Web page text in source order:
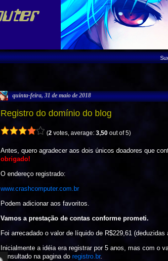
quinta-feira, 31 de maio de 2018
Registro do domínio do blog
(2 votes, average:3,50 out of 5)
Antes, quero agradecer aos dois únicos doadores que
obrigado!
O endereço registrado:
www.crashcomputer.com.br
Podem adicionar aos favoritos.
Vamos a prestação de contas conforme prometi.
Foi arrecadado o valor de líquido de R$229,61
Inicialmente a idéia era registrar por 5 anos, mas com o
consultado na pagina doregistro.br.